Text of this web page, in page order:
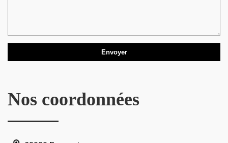
Nos coordonnées